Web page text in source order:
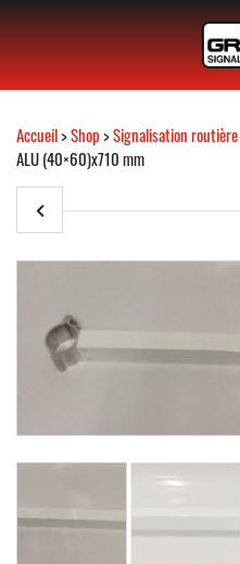
Accueil>Shop>Signalisation routière
ALU (40×60)x710 mm